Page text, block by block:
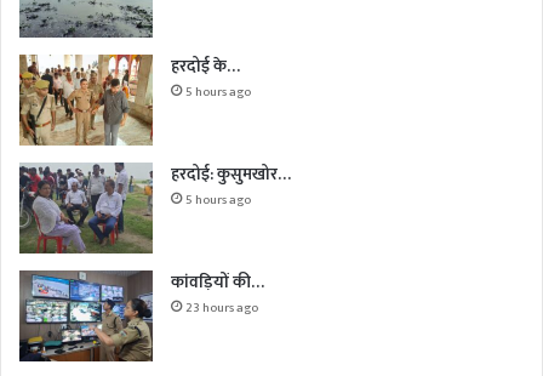
हरदोई के…
5 hours ago
हरदोई: कुसुमखोर…
5 hours ago
कांवड़ियों की…
23 hours ago